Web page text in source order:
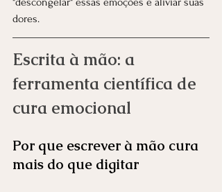
dores.
Escrita à mão: a
ferramenta científica de
cura emocional
Por que escrever à mão cura
mais do que digitar